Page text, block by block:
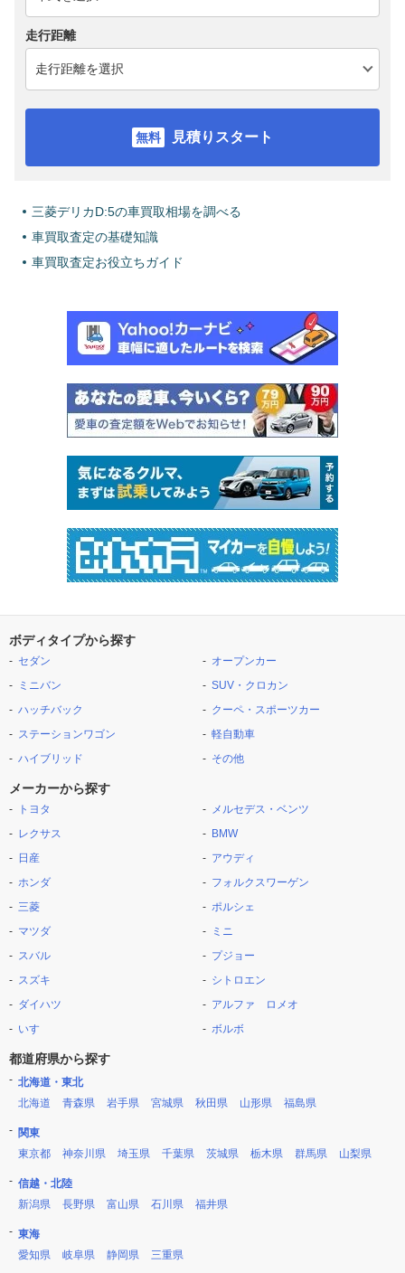
走行距離
見積りスタート
三菱デリカD:5の車買取相場を調べる
車買取査定の基礎知識
車買取査定お役立ちガイド
ボディタイプから探す
セダン
ミニバン
ハッチバック
ステーションワゴン
ハイブリッド
オープンカー
SUV・クロカン
クーペ・スポーツカー
軽自動車
その他
メーカーから探す
トヨタ
レクサス
日産
ホンダ
三菱
マツダ
スバル
スズキ
ダイハツ
いすゞ
メルセデス・ベンツ
BMW
アウディ
フォルクスワーゲン
ポルシェ
ミニ
プジョー
シトロエン
アルファ ロメオ
ボルボ
都道府県から探す
北海道・東北
北海道
青森県 岩手県 宮城県 秋田県 山形県 福島県
関東
東京都
神奈川県 埼玉県 千葉県 茨城県 栃木県 群馬県 山梨県
信越・北陸
新潟県
長野県 富山県 石川県 福井県
東海
愛知県
岐阜県 静岡県 三重県